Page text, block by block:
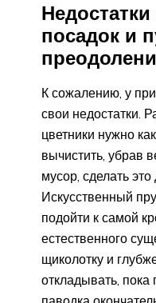
посадок и
К сожалению, у
свои недостатки.
цветники нужно
вычистить, убрав
мусор, сделать
Искусственный
подойти к самой
естественного
щиколотку и
откладывать, пока